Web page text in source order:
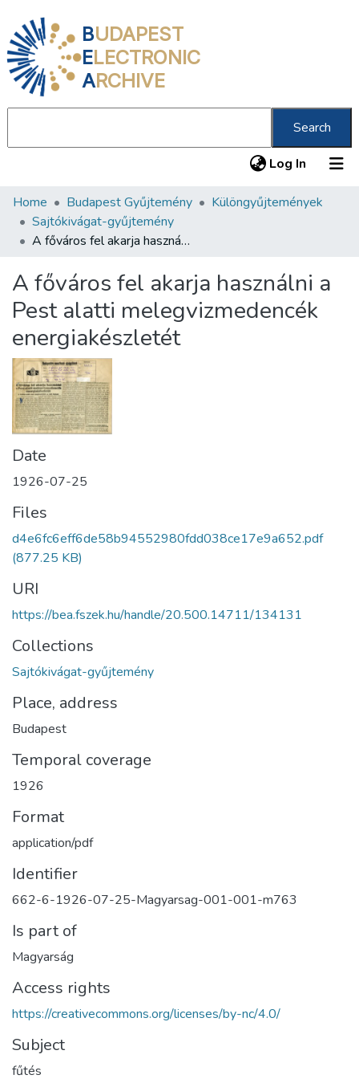
BUDAPEST
ELECTRONIC
ARCHIVE
Search
Log In (current)
Communities & Collections
All of DSpace
About us
Home Budapest Gyűjtemény
Különgyűjtemények
Sajtókivágat-gyűjtemény
A főváros fel akarja használni a Pest alatti melegvizmedencék energiakészletét
A főváros fel akarja használni a
Pest alatti melegvizmedencék
energiakészletét
Date
1926-07-25
Files
d4e6fc6eff6de58b94552980fdd038ce17e9a652.pdf
(877.25 KB)
URI
https://bea.fszek.hu/handle/20.500.14711/134131
Collections
Sajtókivágat-gyűjtemény
Place, address
Budapest
Temporal coverage
1926
Format
application/pdf
Identifier
662-6-1926-07-25-Magyarsag-001-001-m763
Is part of
Magyarság
Access rights
https://creativecommons.org/licenses/by-nc/4.0/
Subject
fűtés